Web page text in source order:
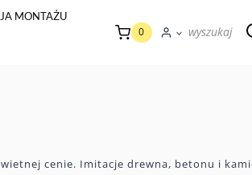
MONTAŻU
0 wyszukaj
cenie. Imitacje drewna, betonu i